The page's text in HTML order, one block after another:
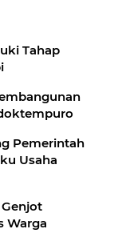
Tahap
Pemerintah
Usaha
Warga